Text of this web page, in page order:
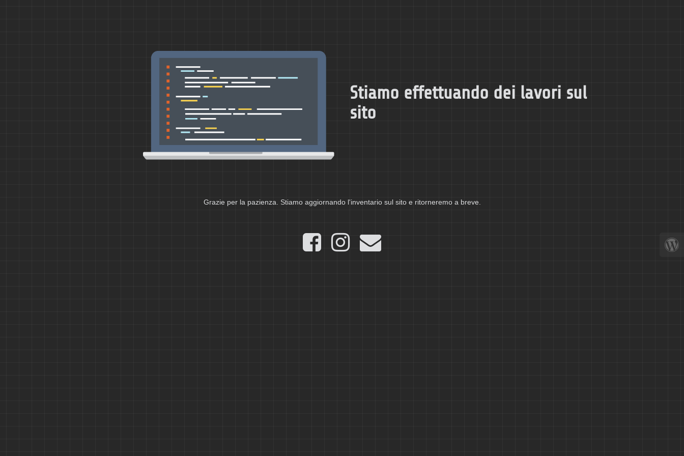
Stiamo effettuando dei lavori sul
sito
Grazie per la pazienza. Stiamo aggiornando l'inventario sul sito e ritorneremo a breve.